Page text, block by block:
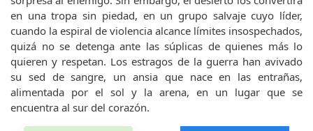
en una tropa sin piedad, en un grupo salvaje cuyo líder,
cuando la espiral de violencia alcance límites insospechados,
quizá no se detenga ante las súplicas de quienes más lo
quieren y respetan. Los estragos de la guerra han avivado
su sed de sangre, un ansia que nace en las entrañas,
alimentada por el sol y la arena, en un lugar que se
encuentra al sur del corazón.